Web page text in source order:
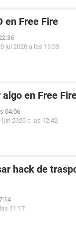
en Free Fire
jul 2020 a las 13:03
en Free
04:06
jun 2020 a las 12:42
hack de
11:17